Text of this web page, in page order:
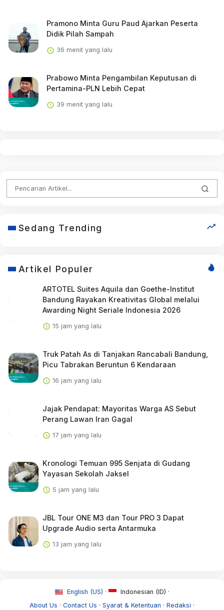
Pramono Minta Guru Paud Ajarkan Peserta
Didik Pilah Sampah
36 menit yang lalu
Prabowo Minta Pengambilan Keputusan di
Pertamina-PLN Lebih Cepat
39 menit yang lalu
Sedang Trending
Artikel Populer
ARTOTEL Suites Aquila dan Goethe-Institut
Bandung Rayakan Kreativitas Global melalui
Awarding Night Seriale Indonesia 2026
15 jam yang lalu
Truk Patah As di Tanjakan Rancabali Bandung,
Picu Tabrakan Beruntun 6 Kendaraan
16 jam yang lalu
Jajak Pendapat: Mayoritas Warga AS Sebut
Perang Lawan Iran Gagal
17 jam yang lalu
Kronologi Temuan 995 Senjata di Gudang
Yayasan Sekolah Jaksel
5 jam yang lalu
JBL Tour ONE M3 dan Tour PRO 3 Dapat
Upgrade Audio serta Antarmuka
13 jam yang lalu
English (US) ·
Indonesian (ID) ·
About Us · Contact Us · Syarat & Ketentuan · Redaksi ·